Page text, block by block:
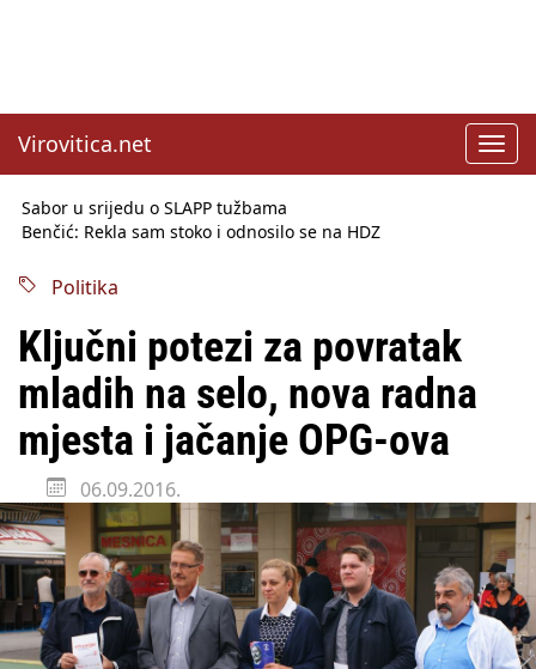
Virovitica.net
Sabor u srijedu o SLAPP tužbama
Benčić: Rekla sam stoko i odnosilo se na HDZ
godine
najavio za jesen
Državni tajnik Rukavina: Hrvatska ima 3,6 milijuna birača
HŽ Infrastruktura: Nesreće na željezničkim prijelazima
prepolovljene
Državni inspektorat opozvao Barebells pločicu - soft protein
bar Coco Choco
Politika
Ključni potezi za povratak
mladih na selo, nova radna
mjesta i jačanje OPG-ova
06.09.2016.